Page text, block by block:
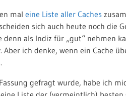
mal eine Liste aller Caches
sich auch heute noch die
als Indiz für „gut“ nehmen
ich denke, wenn ein Cache
gefragt wurde, habe ich